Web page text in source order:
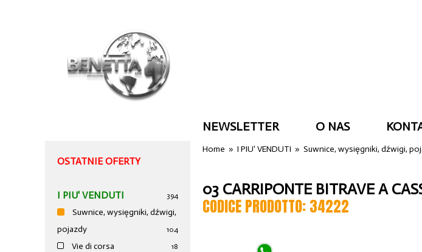
NEWSLETTER O NAS
OSTATNIE OFERTY
I PIU' VENDUTI 394
Suwnice, wysięgniki, dźwigi,
pojazdy
104
Vie di corsa 18
Home »I PIU' VENDUTI »Suwnice, wysięgniki, dźwigi,
03 CARRIPONTE BITRAVE A
CODICE PRODOTTO: 34222